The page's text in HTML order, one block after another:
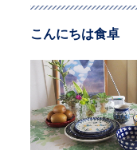
こんにちは食卓